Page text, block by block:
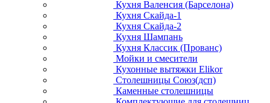
Кухня Валенсия (Барселона)
Кухня Скайда-1
Кухня Скайда-2
Кухня Шампань
Кухня Классик (Прованс)
Мойки и смесители
Кухонные вытяжки Elikor
Столешницы Союз(дсп)
Каменные столешницы